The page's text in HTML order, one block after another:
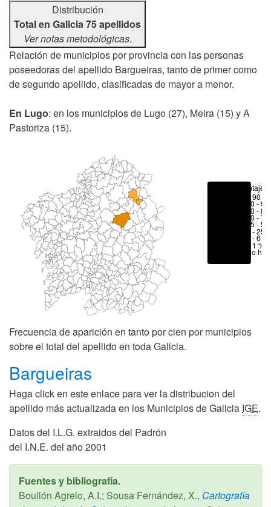
Distribución
Total en Galicia 75 apellidos
Ver notas metodológicas.
Relación de municipios por provincia con las personas
poseedoras del apellido Bargueiras, tanto de primer como
de segundo apellido, clasificadas de mayor a menor.
En Lugo: en los municipios de Lugo (27), Meira (15) y A
Pastoriza (15).
Porcentajes
> 90 %
80 -
70 -
50 -
25 -
6 - 25
1 - 6 %
< 1 %
No hay
Frecuencia de aparición en tanto por cien por municipios
sobre el total del apellido en toda Galicia.
Bargueiras
Haga click en este enlace para ver la distribucion del
apellido más actualizada en los Municipios de Galicia IGE.
Datos del I.L.G. extraidos del Padrón
del I.N.E. del año 2001
Fuentes y bibliografía.
Boullón Agrelo, A.I.; Sousa Fernández, X., Cartografía